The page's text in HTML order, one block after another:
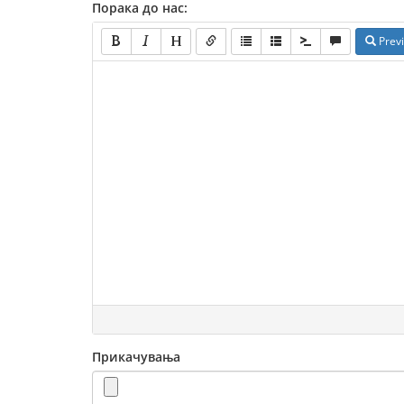
Порака до нас:
Прикачувања